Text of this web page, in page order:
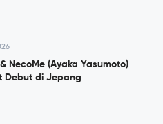
NecoMe (Ayaka Yasumoto)
Debut di Jepang